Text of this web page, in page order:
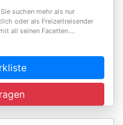
suchen mehr als nur
oder als Freizeitreisender
all seinen Facetten....